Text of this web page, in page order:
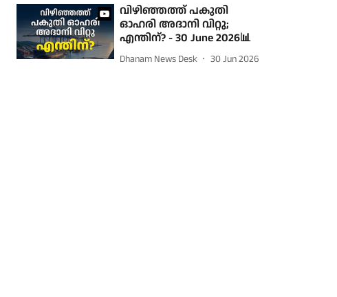
വിഴിഞ്ഞത്ത് പകുതി
ഓഹരി അദാനി വിറ്റു;
എന്തിന്? - 30 June 2026📊
Dhanam News Desk 30 Jun 2026